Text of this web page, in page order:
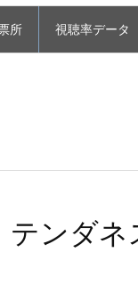
所 視聴率データ
ンダネ